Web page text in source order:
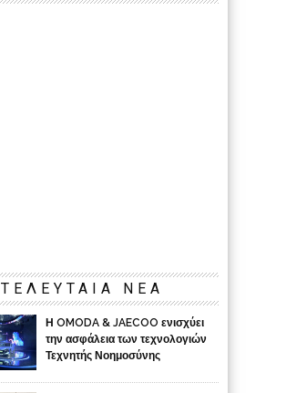
ΤΕΛΕΥΤΑΙΑ ΝΕΑ
Η OMODA & JAECOO ενισχύει
την ασφάλεια των τεχνολογιών
Τεχνητής Νοημοσύνης